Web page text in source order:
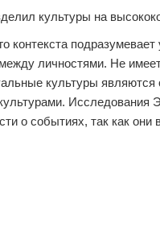
культуры на
контекста
личностями. Не
культуры являются
Исследования
о событиях, так как они